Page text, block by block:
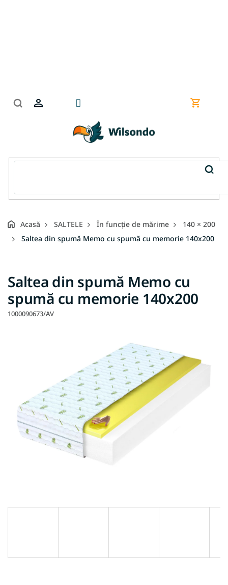
Coş
Acasă SALTELE În funcție de mărime
140 × 200
Saltea din spumă Memo cu spumă cu memorie 140x200
Saltea din spumă Memo cu
spumă cu memorie 140x200
1000090673/AV